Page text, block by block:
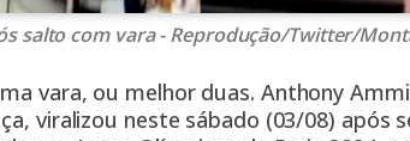
salto com vara - Reprodução/Twitter/
vara, ou melhor duas. Anthony
viralizou neste sábado (03/08) após